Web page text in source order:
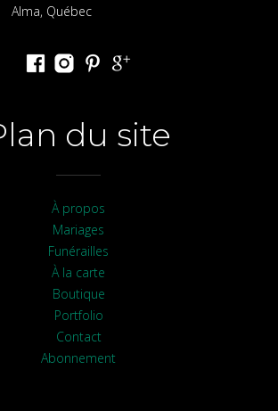
Alma, Québec
du site
À propos
Mariages
Funérailles
À la carte
Boutique
Portfolio
Contact
Abonnement